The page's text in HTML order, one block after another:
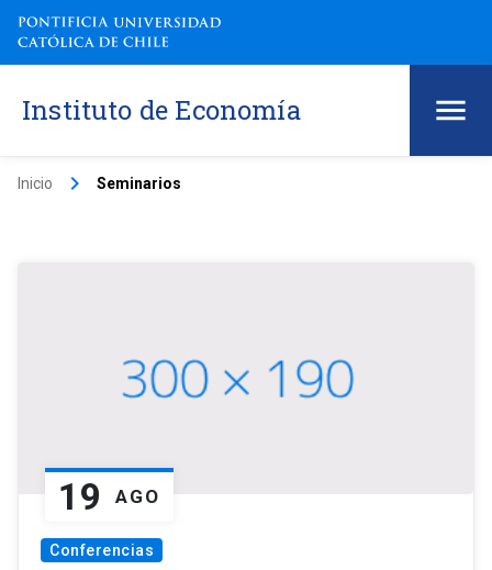
Instituto de Economía
Inicio keyboard_arrow_right Seminarios
19 AGO
Conferencias